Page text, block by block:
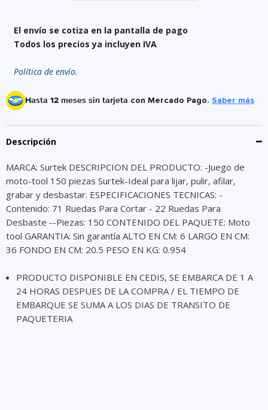
El envío se cotiza en la pantalla de pago
Todos los precios ya incluyen IVA
Política de envío.
Hasta 12 meses sin tarjeta con Mercado Pago. Saber más
Descripción
MARCA: Surtek DESCRIPCION DEL PRODUCTO: -Juego de
moto-tool 150 piezas Surtek-Ideal para lijar, pulir, afilar,
grabar y desbastar. ESPECIFICACIONES TECNICAS: -
Contenido: 71 Ruedas Para Cortar - 22 Ruedas Para
Desbaste --Piezas: 150 CONTENIDO DEL PAQUETE: Moto
tool GARANTIA: Sin garantía ALTO EN CM: 6 LARGO EN CM:
36 FONDO EN CM: 20.5 PESO EN KG: 0.954
PRODUCTO DISPONIBLE EN CEDIS, SE EMBARCA DE 1 A
24 HORAS DESPUES DE LA COMPRA / EL TIEMPO DE
EMBARQUE SE SUMA A LOS DIAS DE TRANSITO DE
PAQUETERIA